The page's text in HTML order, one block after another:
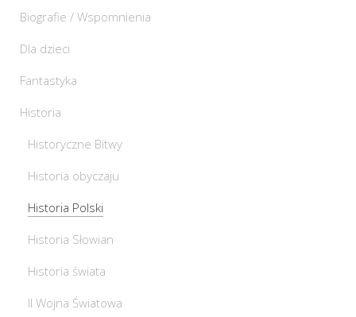
Biografie / Wspomnienia
Dla dzieci
Fantastyka
Historia
Historyczne Bitwy
Historia obyczaju
Historia Polski
Historia Słowian
Historia świata
II Wojna Światowa